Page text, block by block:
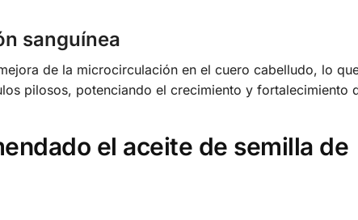
sanguínea
de la microcirculación en el cuero cabelludo, lo
pilosos, potenciando el crecimiento y fortalecimiento
el aceite de semilla de